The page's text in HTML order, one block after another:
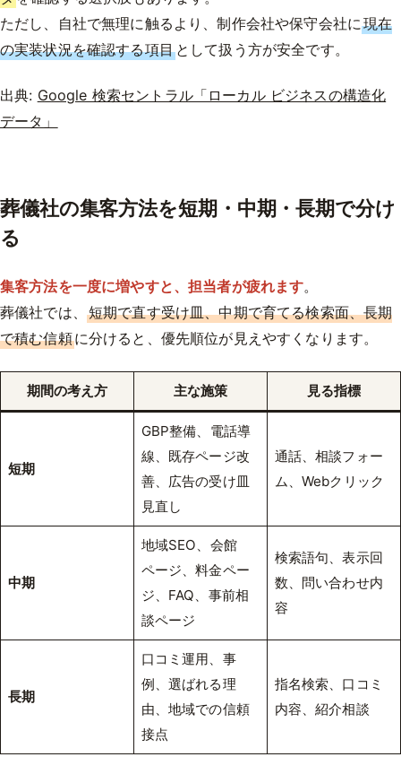
ただし、自社で無理に触るより、制作会社や保守会社に現在
の実装状況を確認する項目として扱う方が安全です。
出典: Google 検索セントラル「ローカル ビジネスの構造化
データ」
葬儀社の集客方法を短期・中期・長期で分け
る
集客方法を一度に増やすと、担当者が疲れます。
葬儀社では、 短期で直す受け皿、中期で育てる検索面、長期
で積む信頼に分けると、優先順位が見えやすくなります。
期間の考え方 主な施策 見る指標
短期
GBP整備、電話導
線、既存ページ改
善、広告の受け皿
見直し
通話、相談フォー
ム、Webクリック
中期
地域SEO、会館
ページ、料金ペー
ジ、FAQ、事前相
談ページ
検索語句、表示回
数、問い合わせ内
容
長期
口コミ運用、事
例、選ばれる理
由、地域での信頼
接点
指名検索、口コミ
内容、紹介相談